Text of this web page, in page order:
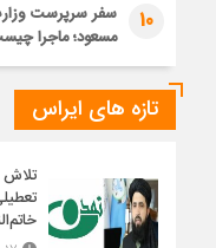
10
سفر سرپرست
مسعود؛ ماجرا
تازه های ایراس